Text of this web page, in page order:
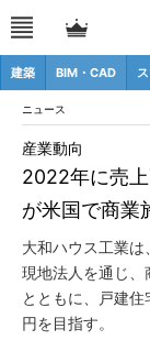
建築 BIM・CAD
ニュース
2022年に売
が米国で商業
産業動向
大和ハウス工業は
現地法人を通じ、
とともに、戸建
円を目指す。